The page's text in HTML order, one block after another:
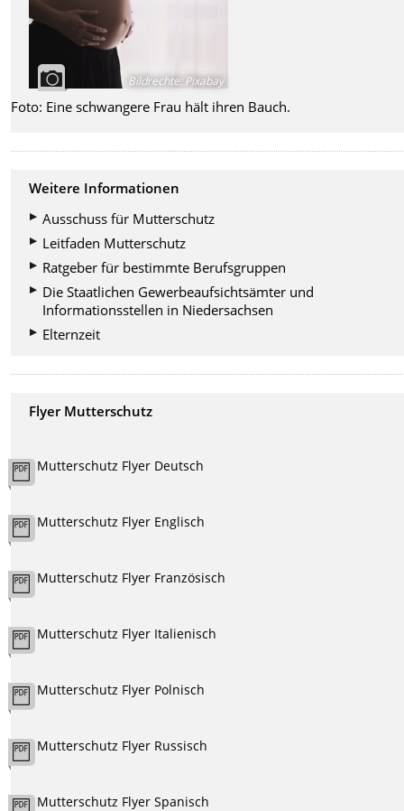
Bildrechte:Pixabay
Foto: Eine schwangere Frau hält ihren Bauch.
Weitere Informationen
Ausschuss für Mutterschutz
Leitfaden Mutterschutz
Ratgeber für bestimmte Berufsgruppen
Die Staatlichen Gewerbeaufsichtsämter und
Informationsstellen in Niedersachsen
Elternzeit
Flyer Mutterschutz
Mutterschutz Flyer Deutsch
Mutterschutz Flyer Englisch
Mutterschutz Flyer Französisch
Mutterschutz Flyer Italienisch
Mutterschutz Flyer Polnisch
Mutterschutz Flyer Russisch
Mutterschutz Flyer Spanisch